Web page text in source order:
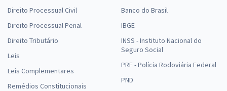
Direito Processual Civil
Direito Processual Penal
Direito Tributário
Leis
Leis Complementares
Remédios Constitucionais
Banco do Brasil
IBGE
INSS - Instituto Nacional do
Seguro Social
PRF - Polícia Rodoviária Federal
PND